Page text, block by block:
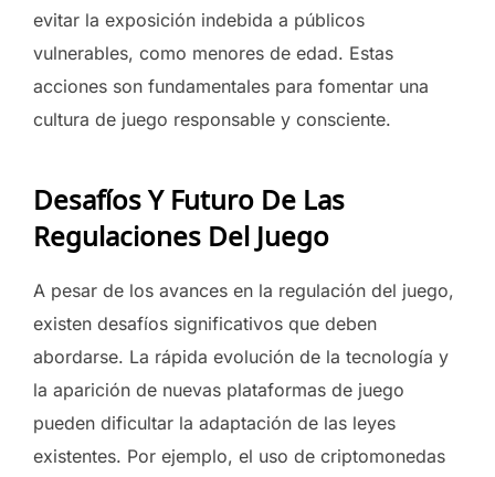
evitar la exposición indebida a públicos
vulnerables, como menores de edad. Estas
acciones son fundamentales para fomentar una
cultura de juego responsable y consciente.
Desafíos Y Futuro De Las
Regulaciones Del Juego
A pesar de los avances en la regulación del juego,
existen desafíos significativos que deben
abordarse. La rápida evolución de la tecnología y
la aparición de nuevas plataformas de juego
pueden dificultar la adaptación de las leyes
existentes. Por ejemplo, el uso de criptomonedas